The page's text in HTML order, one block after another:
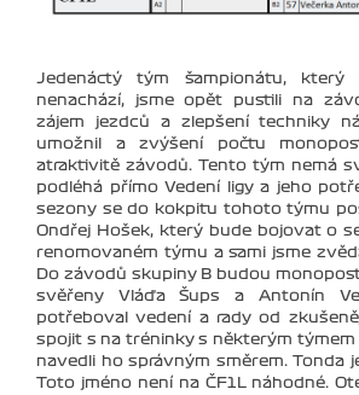
Jedenáctý tým šampionátu,
nenachází, jsme opět pustili na
zájem jezdců a zlepšení techniky
umožnil a zvýšení počtu
atraktivitě závodů. Tento tým nemá
podléhá přímo Vedení ligy a jeho
sezony se do kokpitu tohoto týmu
Ondřej Hošek, který bude bojovat o
renomovaném týmu a sami jsme
Do závodů skupiny B budou
svěřeny Vláďa Šups a Antonín
potřeboval vedení a rady od
spojit s na tréninky s některým týmem
navedli ho správným směrem. Tonda
Toto jméno není na ČF1L náhodné.